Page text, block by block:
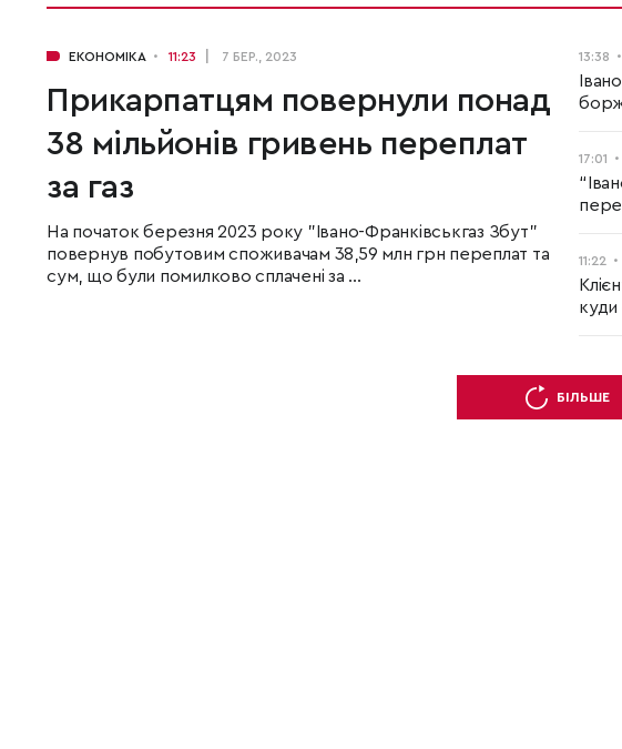
ЕКОНОМІКА 11:23 7 БЕР., 2023
Прикарпатцям повернули понад
38 мільйонів гривень переплат
за газ
На початок березня 2023 року "Івано-Франківськгаз Збут"
повернув побутовим споживачам 38,59 млн грн переплат та
сум, що були помилково сплачені за ...
13:38
17:01
11:22
куди
БІЛЬШЕ